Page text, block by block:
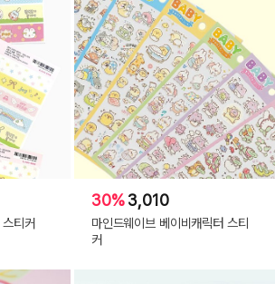
티커
30%3,010
마인드웨이브 베이비캐릭터 스티
커